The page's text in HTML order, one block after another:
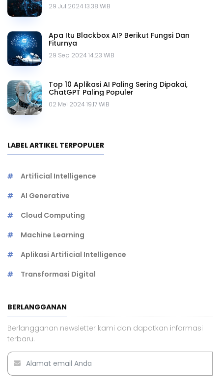
29 Jul 2024 13.38 WIB
Apa Itu Blackbox AI? Berikut Fungsi Dan
Fiturnya
29 Sep 2024 14.23 WIB
Top 10 Aplikasi AI Paling Sering Dipakai,
ChatGPT Paling Populer
02 Mei 2024 19.17 WIB
LABEL ARTIKEL TERPOPULER
Artificial Intelligence
AI Generative
Cloud Computing
Machine Learning
Aplikasi Artificial Intelligence
Transformasi Digital
BERLANGGANAN
Berlangganan newsletter kami dan dapatkan informasi
terbaru.